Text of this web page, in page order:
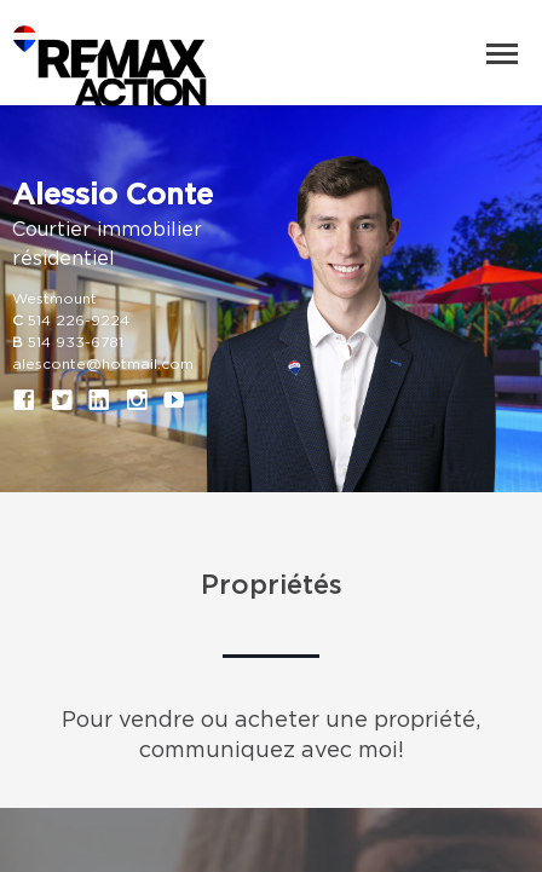
Alessio Conte
Courtier immobilier
résidentiel
Westmount
C 514 226-9224
B 514 933-6781
alesconte@hotmail.com
Propriétés
Pour vendre ou acheter une propriété,
communiquez avec moi!